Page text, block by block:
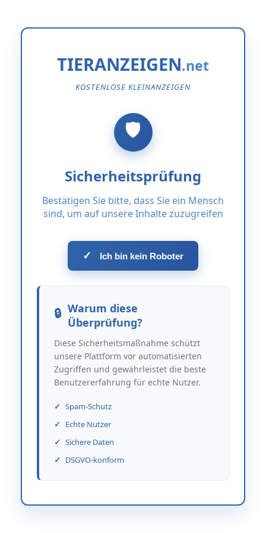
TIERANZEIGEN
KOSTENLOSE KLEINANZEIGEN
Sicherheitsprüfung
Bestätigen Sie bitte, dass Sie ein Mensch
sind, um auf unsere Inhalte zuzugreifen
✓ Ich bin kein Roboter
Warum diese
Überprüfung?
Diese Sicherheitsmaßnahme schützt
unsere Plattform vor automatisierten
Zugriffen und gewährleistet die beste
Benutzererfahrung für echte Nutzer.
Spam-Schutz
Echte Nutzer
Sichere Daten
DSGVO-konform